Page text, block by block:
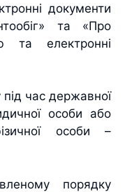
документи
та «Про
та електронні
час державної
особи або
особи –
порядку